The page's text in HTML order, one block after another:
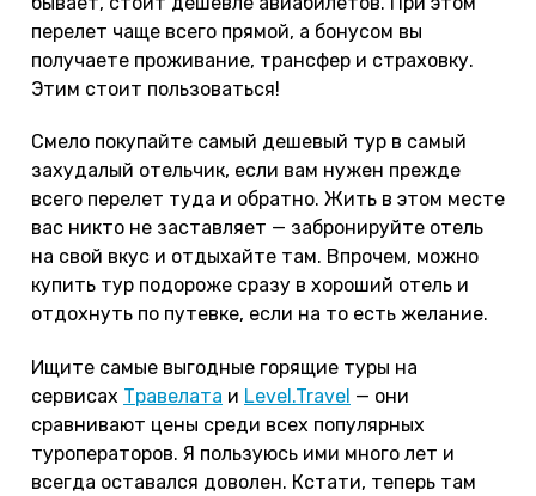
перелет чаще всего прямой, а бонусом вы
получаете проживание, трансфер и страховку.
Этим стоит пользоваться!
Смело покупайте самый дешевый тур в самый
захудалый отельчик, если вам нужен прежде
всего перелет туда и обратно. Жить в этом месте
вас никто не заставляет — забронируйте отель
на свой вкус и отдыхайте там. Впрочем, можно
купить тур подороже сразу в хороший отель и
отдохнуть по путевке, если на то есть желание.
Ищите самые выгодные горящие туры на
сервисах Травелата и Level.Travel — они
сравнивают цены среди всех популярных
туроператоров. Я пользуюсь ими много лет и
всегда оставался доволен. Кстати, теперь там